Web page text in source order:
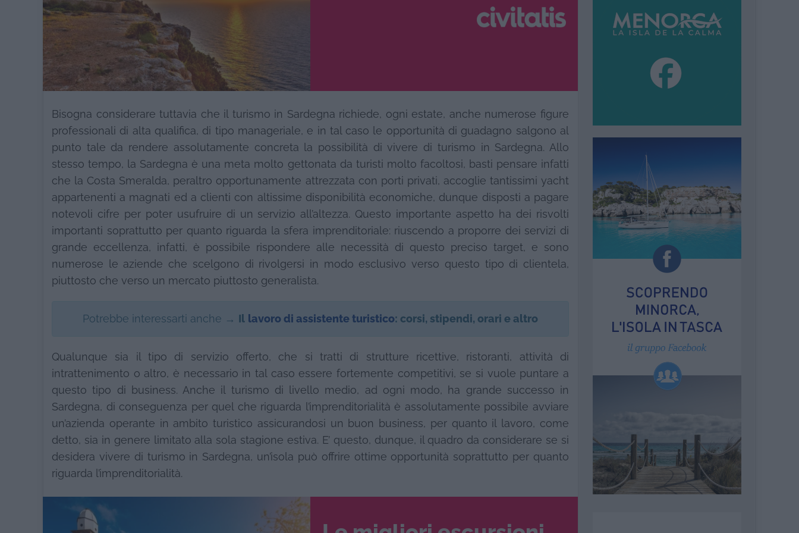
Bisogna considerare tuttavia che il turismo in Sardegna richiede, ogni estate, anche numerose figure
professionali di alta qualifica, di tipo manageriale, e in tal caso le opportunità di guadagno salgono al
punto tale da rendere assolutamente concreta la possibilità di vivere di turismo in Sardegna. Allo
stesso tempo, la Sardegna è una meta molto gettonata da turisti molto facoltosi, basti pensare infatti
che la Costa Smeralda, peraltro opportunamente attrezzata con porti privati, accoglie tantissimi yacht
appartenenti a magnati ed a clienti con altissime disponibilità economiche, dunque disposti a pagare
notevoli cifre per poter usufruire di un servizio all’altezza. Questo importante aspetto ha dei risvolti
importanti soprattutto per quanto riguarda la sfera imprenditoriale: riuscendo a proporre dei servizi di
grande eccellenza, infatti, è possibile rispondere alle necessità di questo preciso target, e sono
numerose le aziende che scelgono di rivolgersi in modo esclusivo verso questo tipo di clientela,
piuttosto che verso un mercato piuttosto generalista.
Potrebbe interessarti anche → Il lavoro di assistente turistico: corsi, stipendi, orari e altro
Qualunque sia il tipo di servizio offerto, che si tratti di strutture ricettive, ristoranti, attività di
intrattenimento o altro, è necessario in tal caso essere fortemente competitivi, se si vuole puntare a
questo tipo di business. Anche il turismo di livello medio, ad ogni modo, ha grande successo in
Sardegna, di conseguenza per quel che riguarda l’imprenditorialità è assolutamente possibile avviare
un’azienda operante in ambito turistico assicurandosi un buon business, per quanto il lavoro, come
detto, sia in genere limitato alla sola stagione estiva. E’ questo, dunque, il quadro da considerare se si
desidera vivere di turismo in Sardegna, un’isola può offrire ottime opportunità soprattutto per quanto
riguarda l’imprenditorialità.